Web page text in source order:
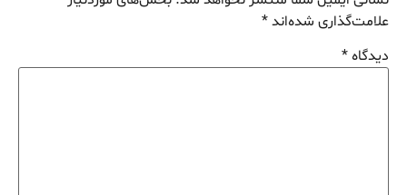
علامت‌گذاری شده‌اند*
دیدگاه*